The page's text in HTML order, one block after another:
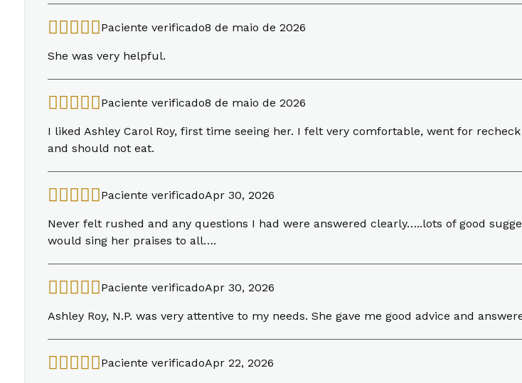
Paciente verificado8 de maio de 2026
She was very helpful.
Paciente verificado8 de maio de 2026
I liked Ashley Carol Roy, first time seeing her. I felt very comfortable, went for
and should not eat.
Paciente verificadoApr 30, 2026
Never felt rushed and any questions I had were answered clearly…..lots of good
would sing her praises to all….
Paciente verificadoApr 30, 2026
Ashley Roy, N.P. was very attentive to my needs. She gave me good advice and
Paciente verificadoApr 22, 2026